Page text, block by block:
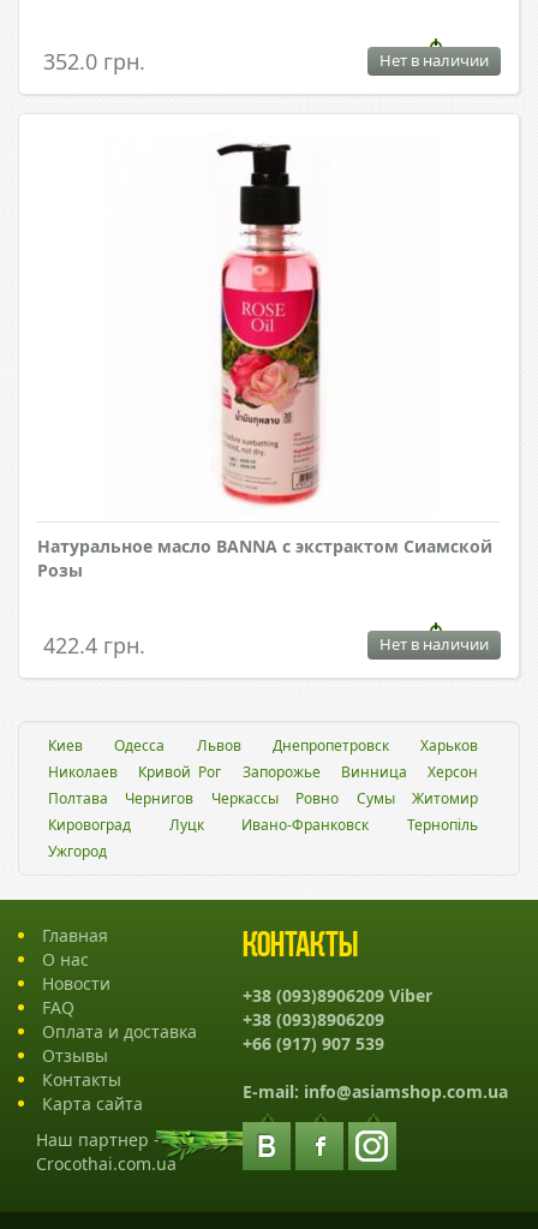
352.0 грн. Нет в наличии
Натуральное масло BANNA с экстрактом Сиамской
Розы
422.4 грн. Нет в наличии
Киев Одесса Львов Днепропетровск
Харьков
Николаев
Кривой Рог Запорожье Винница
Херсон
Полтава
Чернигов Черкассы Ровно Сумы
Житомир
Кировоград
Луцк Ивано-Франковск
Тернопіль
Ужгород
Главная
О нас
Новости
FAQ
Оплата и доставка
Отзывы
Контакты
Карта сайта
Наш партнер -
Crocothai.com.ua
Контакты
+38 (093)8906209 Viber
+38 (093)8906209
+66 (917) 907 539
E-mail: info@asiamshop.com.ua